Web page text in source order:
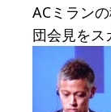
ACミラン
団会見をス